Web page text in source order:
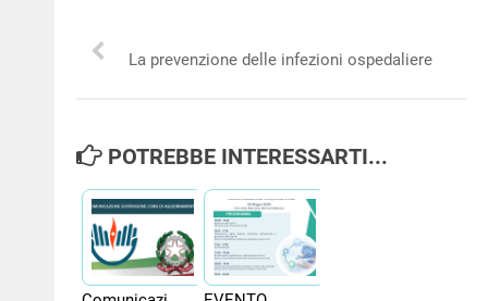
PER IL CITTADINO
CONCORSI
La prevenzione delle infezioni ospedaliere
POTREBBE INTERESSARTI...